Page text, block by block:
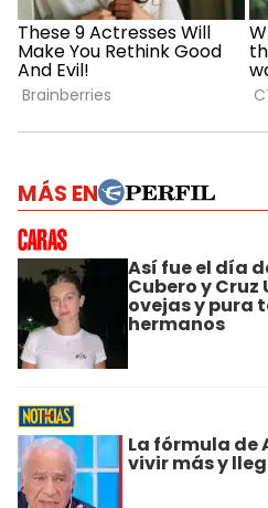
MÁS EN
Así fue el día
Cubero y
ovejas y pura
hermanos
La fórmula de
vivir más y